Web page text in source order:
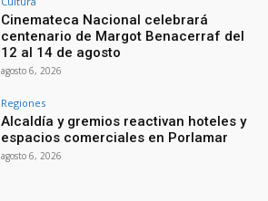
Cinemateca Nacional celebrará
centenario de Margot Benacerraf del
12 al 14 de agosto
agosto 6, 2026
Regiones
Alcaldía y gremios reactivan hoteles y
espacios comerciales en Porlamar
agosto 6, 2026